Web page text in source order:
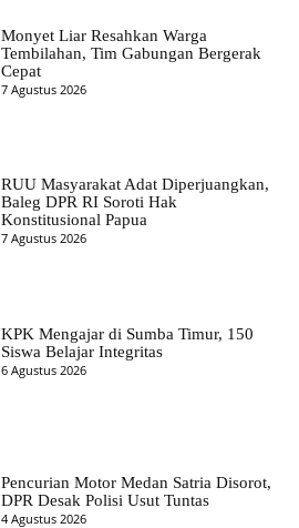
Monyet Liar Resahkan Warga
Tembilahan, Tim Gabungan Bergerak
Cepat
7 Agustus 2026
RUU Masyarakat Adat Diperjuangkan,
Baleg DPR RI Soroti Hak
Konstitusional Papua
7 Agustus 2026
KPK Mengajar di Sumba Timur, 150
Siswa Belajar Integritas
6 Agustus 2026
Pencurian Motor Medan Satria Disorot,
DPR Desak Polisi Usut Tuntas
4 Agustus 2026